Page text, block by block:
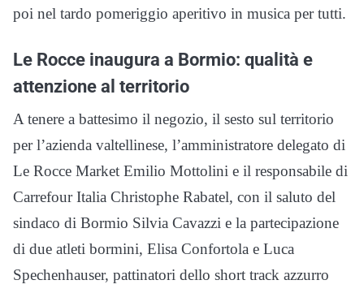
poi nel tardo pomeriggio aperitivo in musica per tutti.
Le Rocce inaugura a Bormio: qualità e
attenzione al territorio
A tenere a battesimo il negozio, il sesto sul territorio
per l’azienda valtellinese, l’amministratore delegato di
Le Rocce Market Emilio Mottolini e il responsabile di
Carrefour Italia Christophe Rabatel, con il saluto del
sindaco di Bormio Silvia Cavazzi e la partecipazione
di due atleti bormini, Elisa Confortola e Luca
Spechenhauser, pattinatori dello short track azzurro